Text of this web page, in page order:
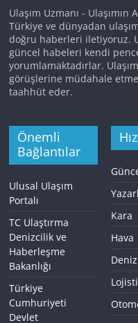
Ulaşım Uzmanı - Ulaşımın
Türkiye ve dünyadan
doğru haberleri iletiyoruz.
güncel habeleri kendi
yorumlamaktadırlar.
görüşlerine müdahale
taahhüt eder.
Önemli
Bağlantılar
Ulusal Ulaşım
Portalı
TC Ulaştırma
Denizcilik ve
Haberleşme
Bakanlığı
Türkiye
Cumhuriyeti
Devlet
Kara
Hava
Deniz